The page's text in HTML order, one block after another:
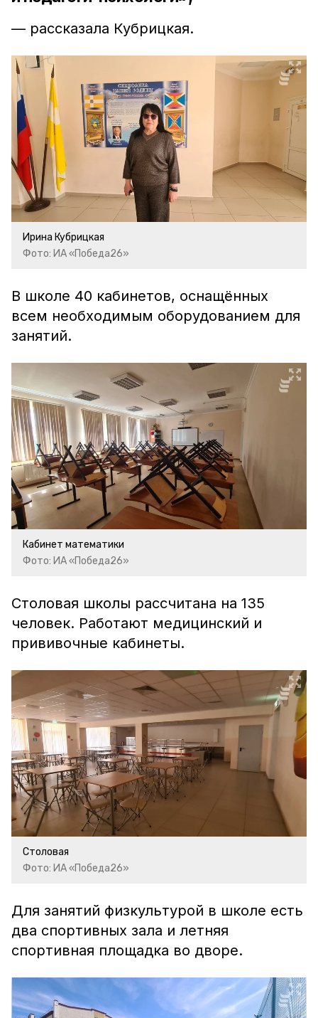
— рассказала Кубрицкая.
Ирина Кубрицкая
Фото: ИА «Победа26»
В школе 40 кабинетов, оснащённых
всем необходимым оборудованием для
занятий.
Кабинет математики
Фото: ИА «Победа26»
Столовая школы рассчитана на 135
человек. Работают медицинский и
прививочные кабинеты.
Столовая
Фото: ИА «Победа26»
Для занятий физкультурой в школе есть
два спортивных зала и летняя
спортивная площадка во дворе.